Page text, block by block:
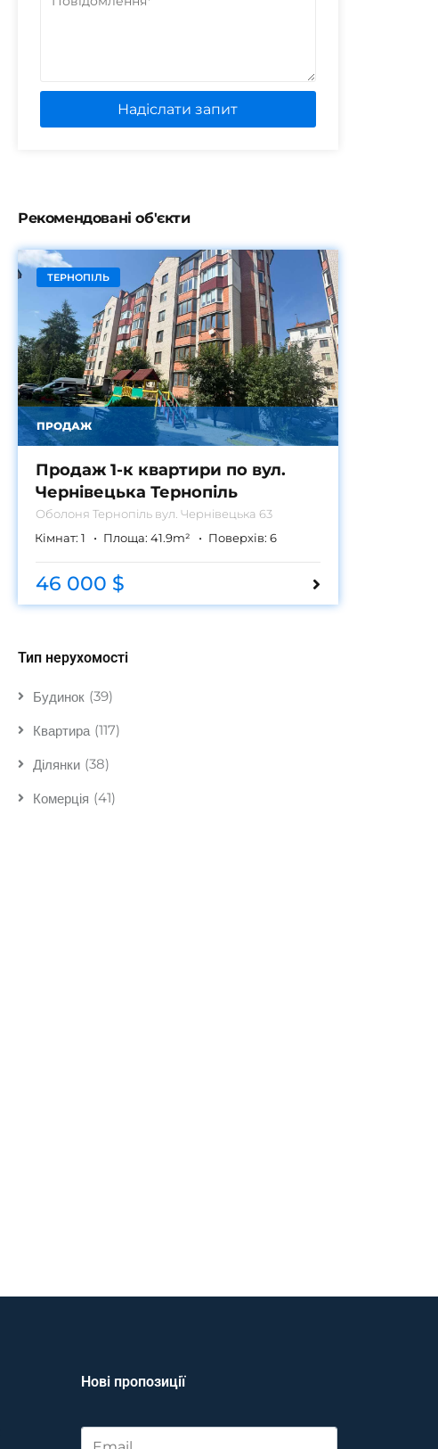
Надіслати запит
Рекомендовані об'єкти
ТЕРНОПІЛЬ
ПРОДАЖ
Продаж 1-к квартири по вул.
Чернівецька Тернопіль
Оболоня Тернопіль вул. Чернівецька 63
Кімнат: 1 Площа: 41.9m² Поверхів: 6
46 000 $
Тип нерухомості
Будинок (39)
Квартира (117)
Ділянки (38)
Комерція (41)
Нові пропозиції